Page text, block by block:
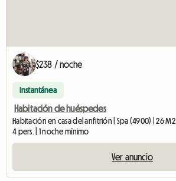
$238 / noche
Instantánea
Habitación de huéspedes
Habitación en casa del anfitrión | Spa (4900) | 26 M2
4 pers. | 1 noche mínimo
Ver anuncio